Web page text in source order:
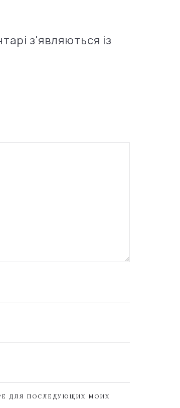
з'являються із
ДЛЯ ПОСЛЕДУЮЩИХ МОИХ